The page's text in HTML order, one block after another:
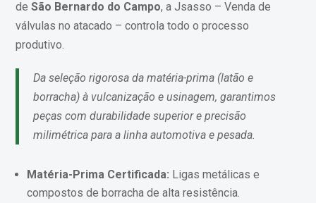
deSão Bernardo do Campo, a Jsasso – Venda de
válvulas no atacado – controla todo o processo
produtivo.
Da seleção rigorosa da matéria-prima (latão e
borracha) à vulcanização e usinagem, garantimos
peças com durabilidade superior e precisão
milimétrica para a linha automotiva e pesada.
Matéria-Prima Certificada: Ligas metálicas e
compostos de borracha de alta resistência.